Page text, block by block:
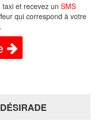
taxi et recevez un SMS
qui correspond à votre